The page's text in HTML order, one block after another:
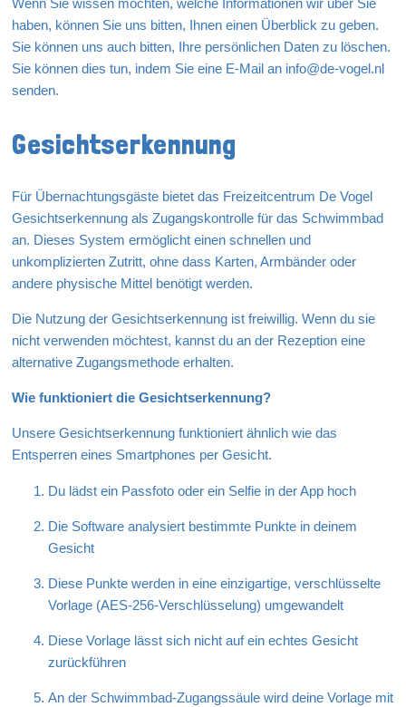
Wenn Sie wissen möchten, welche Informationen wir über Sie
haben, können Sie uns bitten, Ihnen einen Überblick zu geben.
Sie können uns auch bitten, Ihre persönlichen Daten zu löschen.
Sie können dies tun, indem Sie eine E-Mail an info@de-vogel.nl
senden.
Gesichtserkennung
Für Übernachtungsgäste bietet das Freizeitcentrum De Vogel
Gesichtserkennung als Zugangskontrolle für das Schwimmbad
an. Dieses System ermöglicht einen schnellen und
unkomplizierten Zutritt, ohne dass Karten, Armbänder oder
andere physische Mittel benötigt werden.
Die Nutzung der Gesichtserkennung ist freiwillig. Wenn du sie
nicht verwenden möchtest, kannst du an der Rezeption eine
alternative Zugangsmethode erhalten.
Wie funktioniert die Gesichtserkennung?
Unsere Gesichtserkennung funktioniert ähnlich wie das
Entsperren eines Smartphones per Gesicht.
Du lädst ein Passfoto oder ein Selfie in der App hoch
Die Software analysiert bestimmte Punkte in deinem
Gesicht
Diese Punkte werden in eine einzigartige, verschlüsselte
Vorlage (AES‑256‑Verschlüsselung) umgewandelt
Diese Vorlage lässt sich nicht auf ein echtes Gesicht
zurückführen
An der Schwimmbad‑Zugangssäule wird deine Vorlage mit